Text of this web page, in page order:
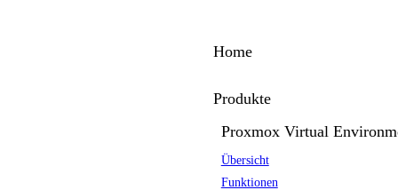
Home
Produkte
Proxmox Virtual
Übersicht
Funktionen